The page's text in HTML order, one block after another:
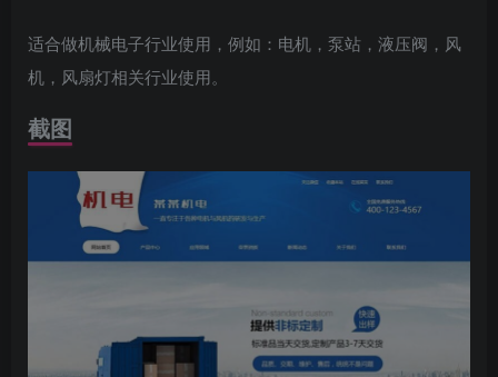
适合做机械电子行业使用，例如：电机，泵站，液压阀，风
机，风扇灯相关行业使用。
截图